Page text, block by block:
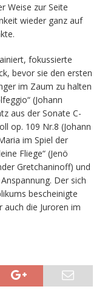
Weise zur Seite
wieder ganz auf
fokussierte
bevor sie den ersten
im Zaum zu halten
(Johann
aus der Sonate C-
op. 109 Nr.8 (Johann
im Spiel der
Fliege“ (Jenö
Gretchaninoff) und
Der sich
bescheinigte
auch die Juroren im